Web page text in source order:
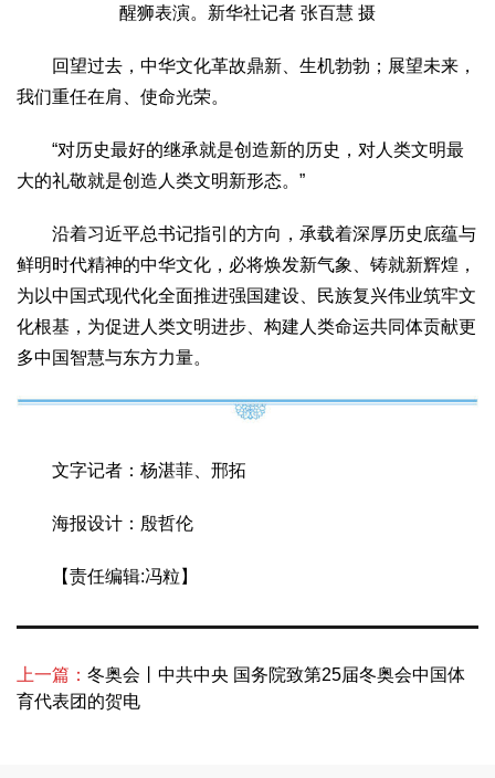
醒狮表演。新华社记者 张百慧 摄
回望过去，中华文化革故鼎新、生机勃勃；展望未来，
我们重任在肩、使命光荣。
“对历史最好的继承就是创造新的历史，对人类文明最
大的礼敬就是创造人类文明新形态。”
沿着习近平总书记指引的方向，承载着深厚历史底蕴与
鲜明时代精神的中华文化，必将焕发新气象、铸就新辉煌，
为以中国式现代化全面推进强国建设、民族复兴伟业筑牢文
化根基，为促进人类文明进步、构建人类命运共同体贡献更
多中国智慧与东方力量。
文字记者：杨湛菲、邢拓
海报设计：殷哲伦
【责任编辑:冯粒】
上一篇： 冬奥会丨中共中央 国务院致第25届冬奥会中国体
育代表团的贺电